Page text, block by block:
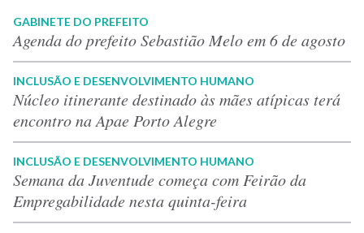
GABINETE DO PREFEITO
Agenda do prefeito Sebastião Melo em 6 de agosto
INCLUSÃO E DESENVOLVIMENTO HUMANO
Núcleo itinerante destinado às mães atípicas terá
encontro na Apae Porto Alegre
INCLUSÃO E DESENVOLVIMENTO HUMANO
Semana da Juventude começa com Feirão da
Empregabilidade nesta quinta-feira